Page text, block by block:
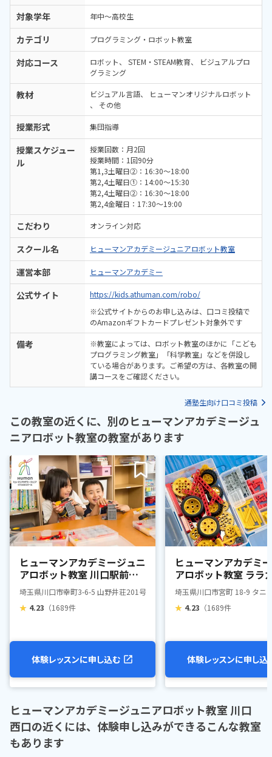
対象学年 年中～高校生
カテゴリ プログラミング・ロボット教室
対応コース ロボット STEM・STEAM教育
ビジュアルプロ
グラミング
教材 ビジュアル言語
ヒューマンオリジナルロボット
その他
授業形式 集団指導
授業スケジュー
ル
授業回数：月2回
授業時間：1回90分
第1,3土曜日②：16:30〜18:00
第2,4土曜日①：14:00〜15:30
第2,4土曜日②：16:30〜18:00
第2,4金曜日：17:30〜19:00
こだわり オンライン対応
スクール名 ヒューマンアカデミージュニアロボット教室
運営本部 ヒューマンアカデミー
公式サイト
https://kids.athuman.com/robo/
※公式サイトからのお申し込みは、口コミ投稿で
のAmazonギフトカードプレゼント対象外です
備考
※教室によっては、ロボット教室のほかに「こども
プログラミング教室」「科学教室」などを併設し
ている場合があります。ご希望の方は、各教室の開
講コースをご確認ください。
通塾生向け口コミ投稿
この教室の近くに、別のヒューマンアカデミージュ
ニアロボット教室の教室があります
ヒューマンアカデミージュニ
アロボット教室 川口駅前教
室
埼玉県川口市幸町3-6-5 山野井荘201号室
★ 4.23 （1689件
体験レッスンに申し込む
ヒューマンアカデミ
アロボット教室 ララ
ン川口教室
埼玉県川口市宮町 18-9 タニ
★ 4.23 （1689件
体験レッスンに申し込
ヒューマンアカデミージュニアロボット教室 川口
西口の近くには、体験申し込みができるこんな教室
もあります